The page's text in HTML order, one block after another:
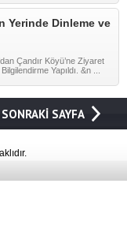
Yerinde Dinleme ve
Çandır Köyü’ne Ziyaret
Yapıldı. &n ...
SONRAKİ SAYFA